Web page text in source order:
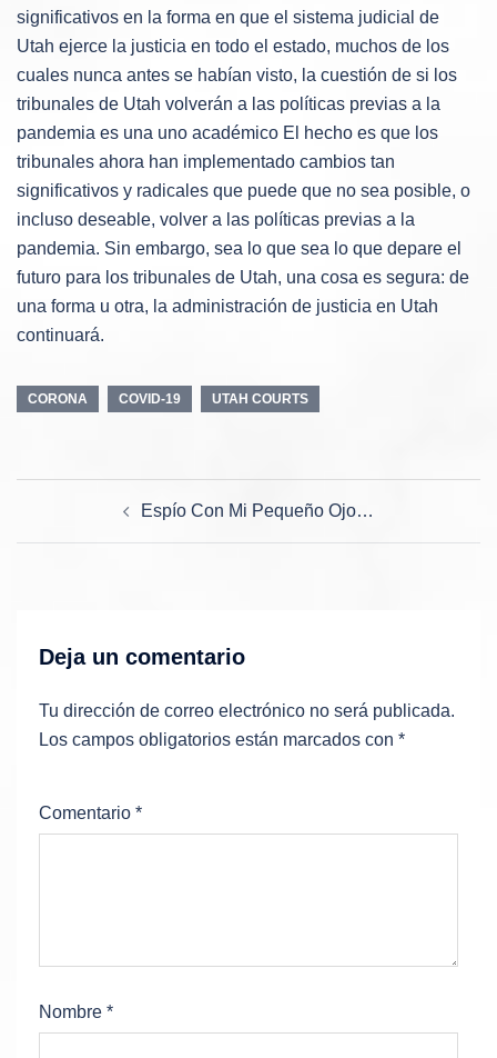
significativos en la forma en que el sistema judicial de
Utah ejerce la justicia en todo el estado, muchos de los
cuales nunca antes se habían visto, la cuestión de si los
tribunales de Utah volverán a las políticas previas a la
pandemia es una uno académico El hecho es que los
tribunales ahora han implementado cambios tan
significativos y radicales que puede que no sea posible, o
incluso deseable, volver a las políticas previas a la
pandemia. Sin embargo, sea lo que sea lo que depare el
futuro para los tribunales de Utah, una cosa es segura: de
una forma u otra, la administración de justicia en Utah
continuará.
CORONA COVID-19 UTAH COURTS
Espío Con Mi Pequeño Ojo…
Deja un comentario
Tu dirección de correo electrónico no será publicada.
Los campos obligatorios están marcados con *
Comentario *
Nombre *